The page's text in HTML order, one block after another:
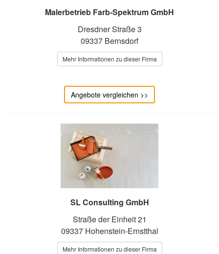
Malerbetrieb Farb-Spektrum GmbH
Dresdner Straße 3
09337 Bernsdorf
Mehr Informationen zu dieser Firma
Angebote vergleichen >>
SL Consulting GmbH
Straße der Einheit 21
09337 Hohenstein-Ernstthal
Mehr Informationen zu dieser Firma